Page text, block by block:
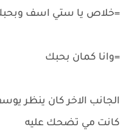
=خلاص يا ستي اسف
=وانا كمان بحبك
الجانب الاخر كان ينظر
كانت مي تضحك عليه